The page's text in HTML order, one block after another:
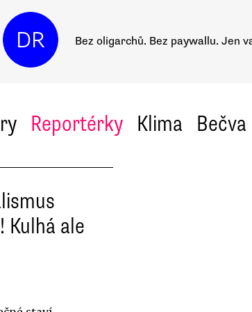
DR Bez oligarchů. Bez paywallu. Jen
Reportérky Klima Bečva
Kulhá ale